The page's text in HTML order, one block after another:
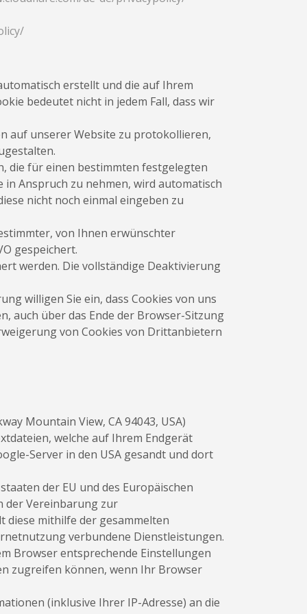
erstellt und die auf Ihrem
bedeutet nicht in jedem Fall, dass wir
auf unserer Website zu protokollieren,
die für einen bestimmten festgelegten
Anspruch zu nehmen, wird automatisch
nicht noch einmal eingeben zu
von Ihnen erwünschter
gespeichert.
werden. Die vollständige Deaktivierung
willigen Sie ein, dass Cookies von uns
auch über das Ende der Browser-Sitzung
von Cookies von Drittanbietern
Mountain View, CA 94043, USA)
welche auf Ihrem Endgerät
Server in den USA gesandt und dort
der EU und des Europäischen
der Vereinbarung zur
diese mithilfe der gesammelten
verbundene Dienstleistungen.
Browser entsprechende Einstellungen
zugreifen können, wenn Ihr Browser
(inklusive Ihrer IP-Adresse) an die